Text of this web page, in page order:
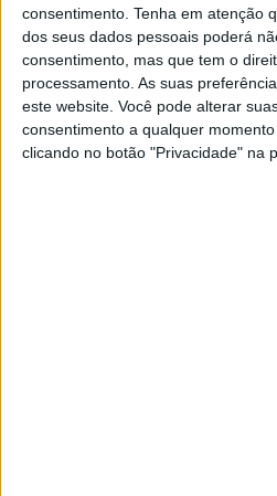
consentimento. Tenha em atenção
dos seus dados pessoais poderá
consentimento, mas que tem o
processamento. As suas
este website. Você pode alterar
consentimento a qualquer
clicando no botão "Privacidade" na
Quando a moto nasceu todos
tubos de aço. Qualquer pessoa
dobrar tubos e um pouco de